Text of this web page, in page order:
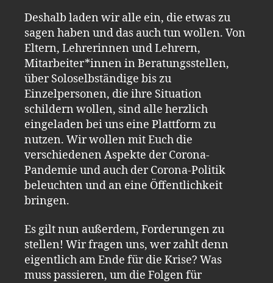
Deshalb laden wir alle ein, die etwas zu
sagen haben und das auch tun wollen. Von
Eltern, Lehrerinnen und Lehrern,
Mitarbeiter*innen in Beratungsstellen,
über Soloselbständige bis zu
Einzelpersonen, die ihre Situation
schildern wollen, sind alle herzlich
eingeladen bei uns eine Plattform zu
nutzen. Wir wollen mit Euch die
verschiedenen Aspekte der Corona-
Pandemie und auch der Corona-Politik
beleuchten und an eine Öffentlichkeit
bringen.
Es gilt nun außerdem, Forderungen zu
stellen! Wir fragen uns, wer zahlt denn
eigentlich am Ende für die Krise? Was
muss passieren, um die Folgen für